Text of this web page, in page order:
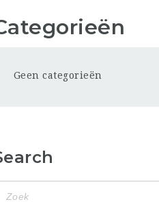
Geen categorieën